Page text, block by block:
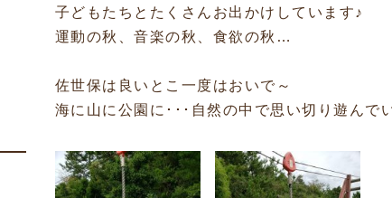
子どもたちとたくさんお出かけしています♪
運動の秋、音楽の秋、食欲の秋…
佐世保は良いとこ一度はおいで～
海に山に公園に･･･自然の中で思い切り遊んで